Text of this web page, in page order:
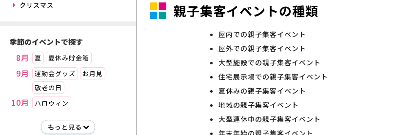
クリスマス
季節のイベントで探す
8月 夏 夏休み貯金箱
9月 運動会グッズ
お月見
敬老の日
10月 ハロウィン
親子集客イベントの種類
屋内での親子集客イベント
屋外での親子集客イベント
大型施設での親子集客イベント
住宅展示場での親子集客イベント
夏休みの親子集客イベント
地域の親子集客イベント
大型連休中の親子集客イベント